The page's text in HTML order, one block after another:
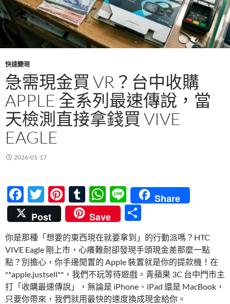
快速變現
急需現金買 VR？台中收購
APPLE 全系列最速傳說，當
天檢測直接拿錢買 VIVE
EAGLE
2026-01-17
F
ac
e
b
o
o
k
T
w
itt
er
Pi
nt
er
es
t
T
u
m
bl
r
W
h
at
s
A
p
p
Li
n
e
Share
Post
Save
享
你是那種「想要的東西現在就要拿到」的行動派嗎？HTC
VIVE Eagle 剛上市，心癢難耐卻發現手頭現金差那麼一點
點？別擔心，你手邊閒置的 Apple 裝置就是你的提款機！在
**apple.justsell**，我們不玩等待遊戲。青蘋果 3C 台中門市主
打「收購最速傳說」，無論是 iPhone、iPad 還是 MacBook，
只要你帶來，我們就用最快的速度換成現金給你。